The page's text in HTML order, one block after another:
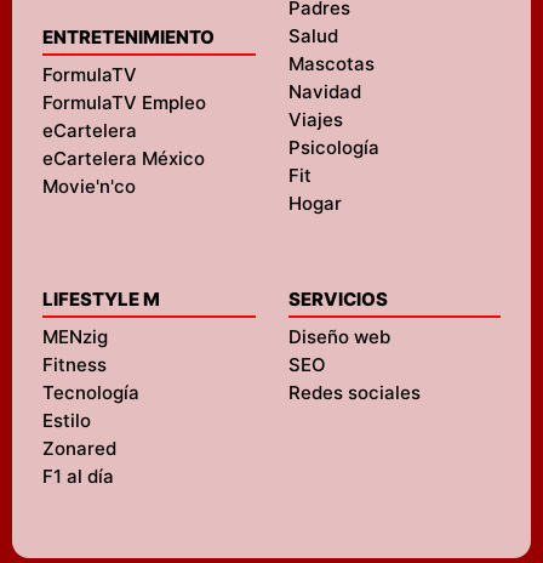
ENTRETENIMIENTO
FormulaTV
FormulaTV Empleo
eCartelera
eCartelera México
Movie'n'co
Padres
Salud
Mascotas
Navidad
Viajes
Psicología
Fit
Hogar
LIFESTYLE M
MENzig
Fitness
Tecnología
Estilo
Zonared
F1 al día
SERVICIOS
Diseño web
SEO
Redes sociales